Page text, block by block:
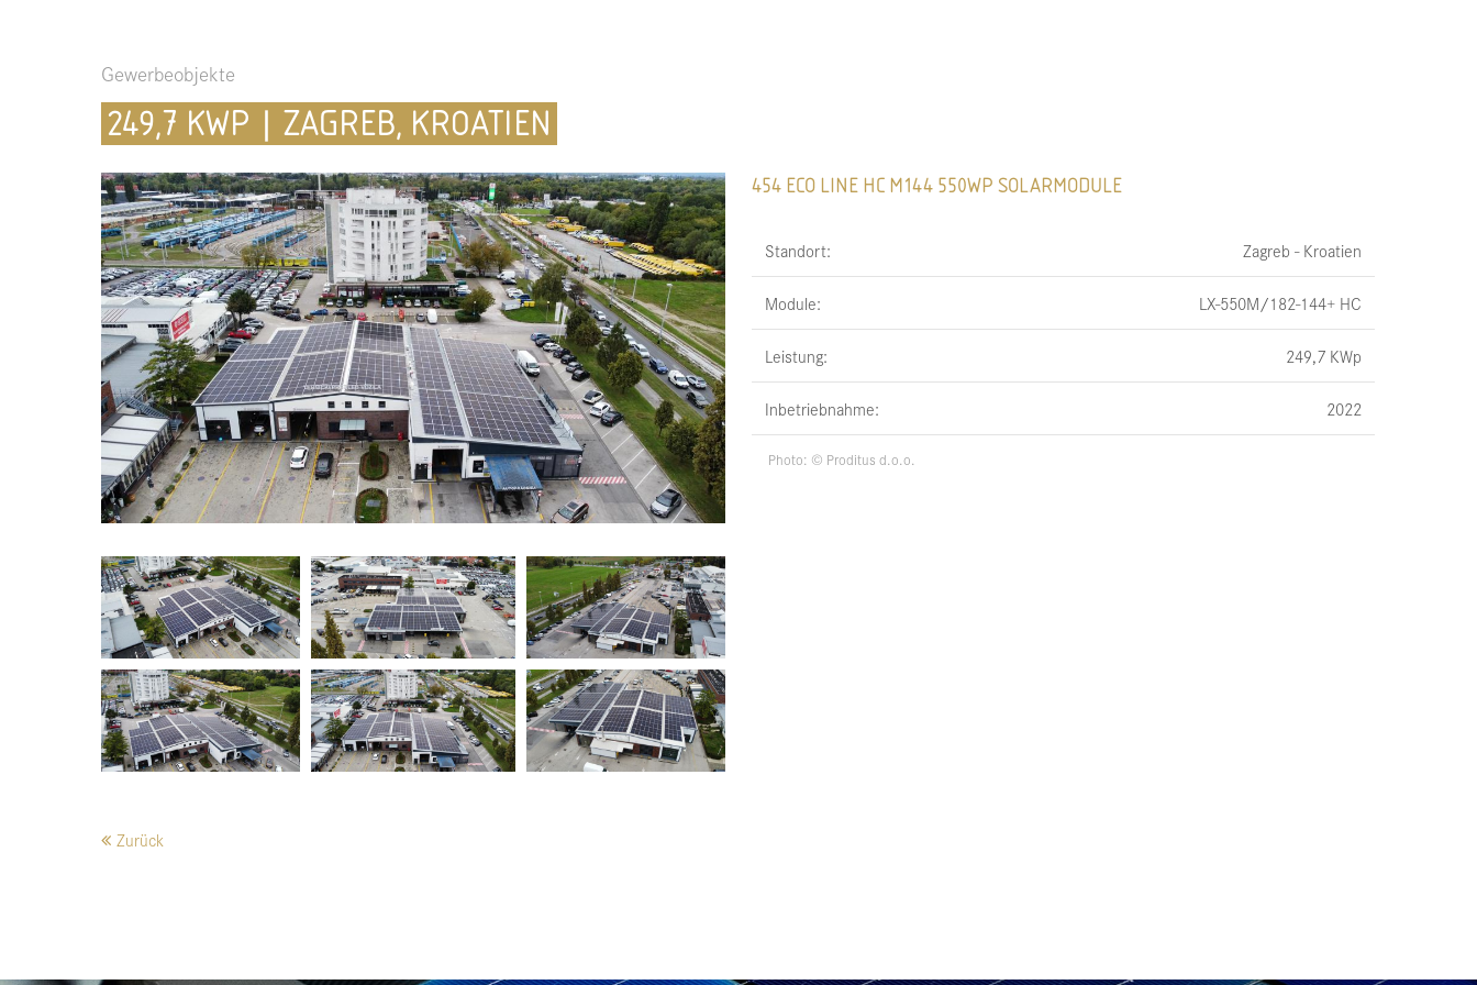
Gewerbeobjekte
249,7 KWP | ZAGREB, KROATIEN
454 ECO LINE HC M144 550WP SOLARMODULE
Standort: Zagreb - Kroatien
Module: LX-550M/182-144+ HC
Leistung: 249,7 KWp
Inbetriebnahme: 2022
Photo: © Proditus d.o.o.
Zurück